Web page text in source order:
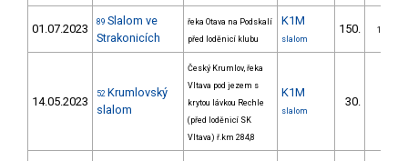
01.07.2023 89 Slalom ve
Strakonicích
řeka Otava na Podskalí
před loděnicí klubu
K1M
slalom
150. 10/PZ
14.05.2023
52 Krumlovský
slalom
Český Krumlov, řeka
Vltava pod jezem s
krytou lávkou Rechle
(před loděnicí SK
Vltava) ř.km 284,8
K1M
slalom
30.